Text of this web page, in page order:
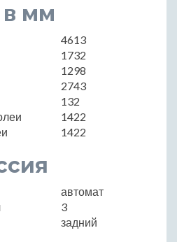
мм
4613
1732
1298
2743
132
1422
1422
автомат
3
задний